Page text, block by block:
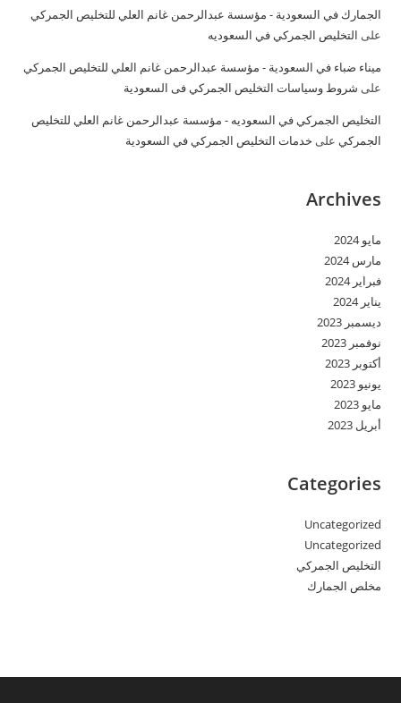
الجمارك في السعودية - مؤسسة عبدالرحمن غانم العلي للتخليص الجمركي
على التخليص الجمركي في السعوديه
ميناء ضباء في السعودية - مؤسسة عبدالرحمن غانم العلي للتخليص الجمركي
على شروط وسياسات التخليص الجمركي فى السعودية
التخليص الجمركي في السعوديه - مؤسسة عبدالرحمن غانم العلي للتخليص
الجمركي على خدمات التخليص الجمركي في السعودية
Archives
مايو 2024
مارس 2024
فبراير 2024
يناير 2024
ديسمبر 2023
نوفمبر 2023
أكتوبر 2023
يونيو 2023
مايو 2023
أبريل 2023
Categories
Uncategorized
Uncategorized
التخليص الجمركي
مخلص الجمارك